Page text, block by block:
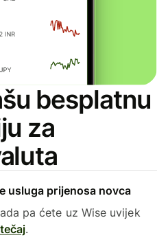
besplatnu
za
usluga prijenosa novca
pa ćete uz Wise uvijek
.